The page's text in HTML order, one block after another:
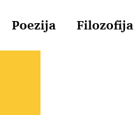
Poezija Filozofija